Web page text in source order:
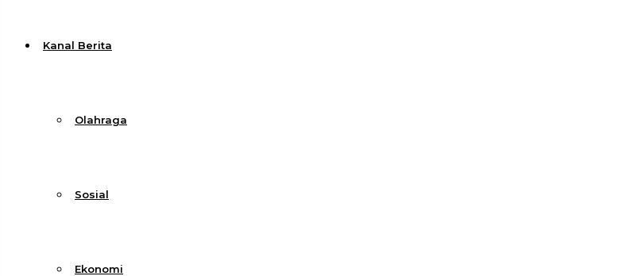
Kanal Berita
Olahraga
Sosial
Ekonomi